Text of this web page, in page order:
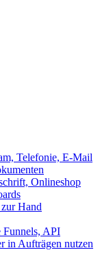
Telefonie, E-Mail
Onlineshop
Hand
Funnels, API
in Aufträgen nutzen